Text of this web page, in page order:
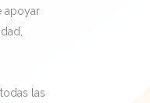
apoyar
las